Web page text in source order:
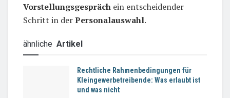
Vorstellungsgespräch ein entscheidender
Schritt in derPersonalauswahl.
ähnliche Artikel
Rechtliche Rahmenbedingungen für
Kleingewerbetreibende: Was erlaubt ist
und was nicht